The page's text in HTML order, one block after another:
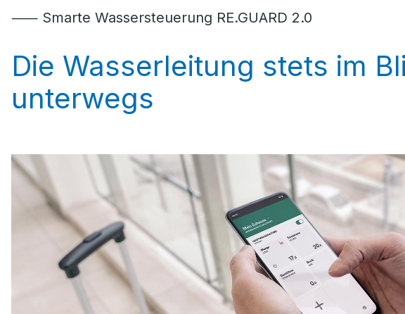
⸺ Smarte Wassersteuerung RE.GUARD 2.0
Die Wasserleitung stets im
unterwegs